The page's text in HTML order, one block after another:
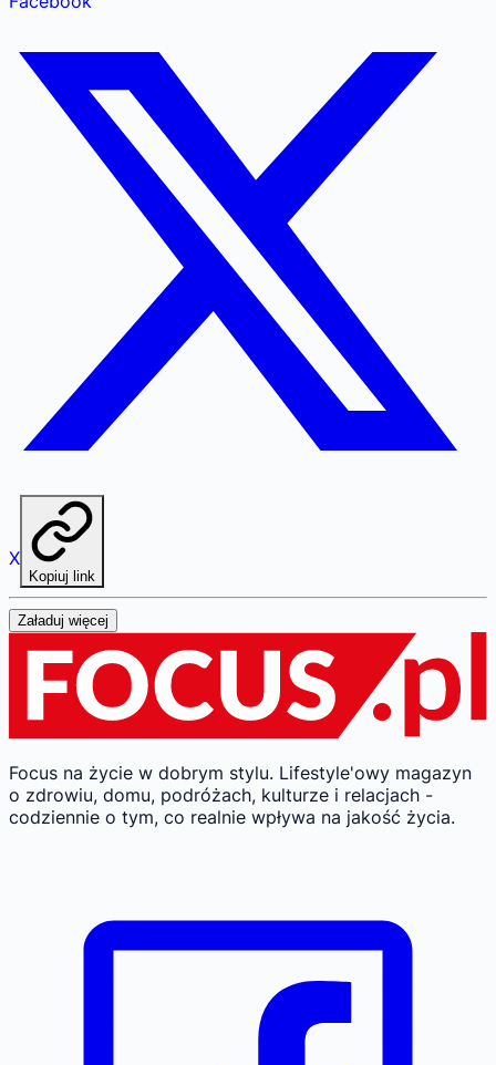
X
Kopiuj link
Załaduj więcej
Focus na życie w dobrym stylu. Lifestyle'owy magazyn
o zdrowiu, domu, podróżach, kulturze i relacjach -
codziennie o tym, co realnie wpływa na jakość życia.